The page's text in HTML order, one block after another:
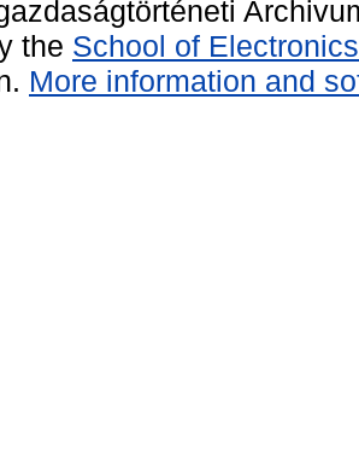
the School of
More information and